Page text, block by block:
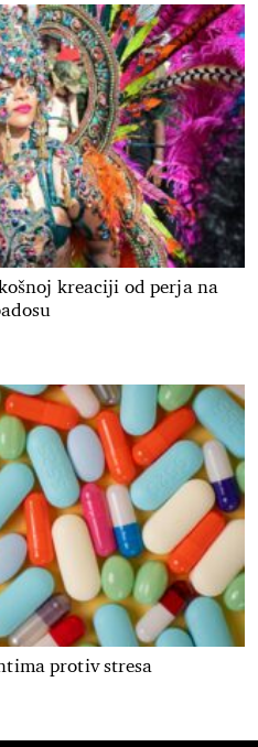
kreaciji od perja na
protiv stresa